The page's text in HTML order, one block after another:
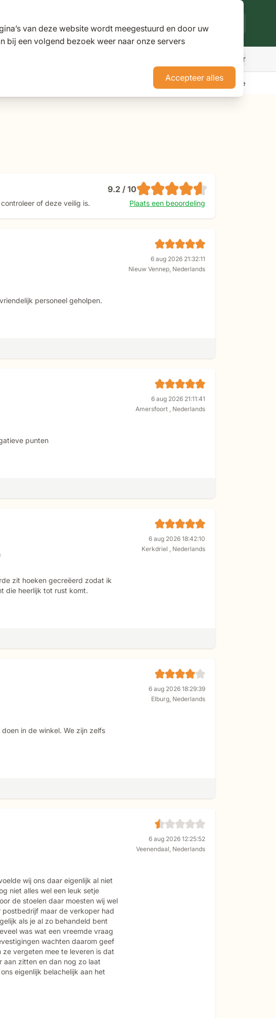
van deze website wordt meegestuurd en door uw
een volgend bezoek weer naar onze servers
Accepteer alles
Meer
AdviesNieuwsKlantenservice
9.2 / 10
of deze veilig is. Plaats een beoordeling
personeel geholpen.
6 aug 2026 21:32:11
Nieuw Vennep, Nederlands
punten
6 aug 2026 21:11:41
Amersfoort , Nederlands
zit hoeken gecreëerd zodat ik
die heerlijk tot rust komt.
6 aug 2026 18:42:10
Kerkdriel , Nederlands
in de winkel. We zijn zelfs
6 aug 2026 18:29:39
Elburg, Nederlands
wij ons daar eigenlijk al niet
niet alles wel een leuk setje
de stoelen daar moesten wij wel
maar de verkoper had
als je al zo behandeld bent
was wat een vreemde vraag
wachten daarom geef
vergeten mee te leveren is dat
aan zitten en dan nog zo laat
eigenlijk belachelijk aan het
6 aug 2026 12:25:52
Veenendaal, Nederlands